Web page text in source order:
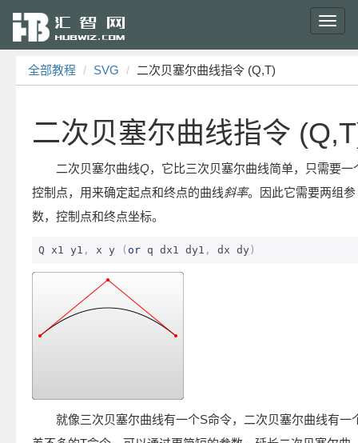
全部教程 SVG 二次贝塞尔曲线指令 (Q,T)
二次贝塞尔曲线指令
二次贝塞尔曲线Q，它比三次贝塞尔曲线简单，只需要一
控制点，用来确定起点和终点的曲线斜率。因此它需要两组参
数，控制点和终点坐标。
Q x1 y1 , x y ( or q dx1 dy1 , dx dy )
就像三次贝塞尔曲线有一个S命令，二次贝塞尔曲线有一